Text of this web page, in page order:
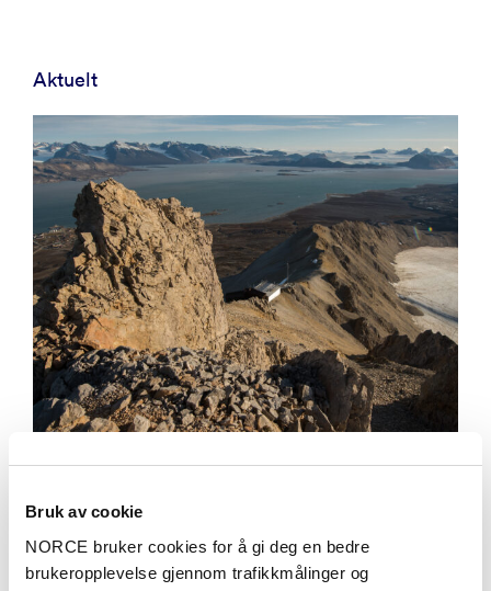
Bruk av cookie
NORCE bruker cookies for å gi deg en bedre
brukeropplevelse gjennom trafikkmålinger og
Aktuelt
For å forstå klimaendringene må du se på
Svalbard